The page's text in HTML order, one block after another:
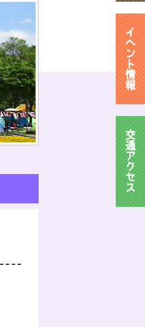
イ
ベ
ン
ト
情
報
交
通
ア
ク
セ
ス